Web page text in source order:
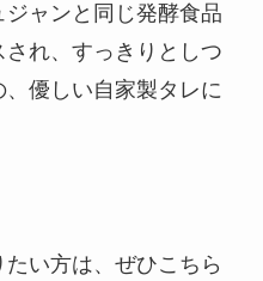
ャンと同じ発酵食品
れ、すっきりとしつ
優しい自家製タレに
い方は、ぜひこちら